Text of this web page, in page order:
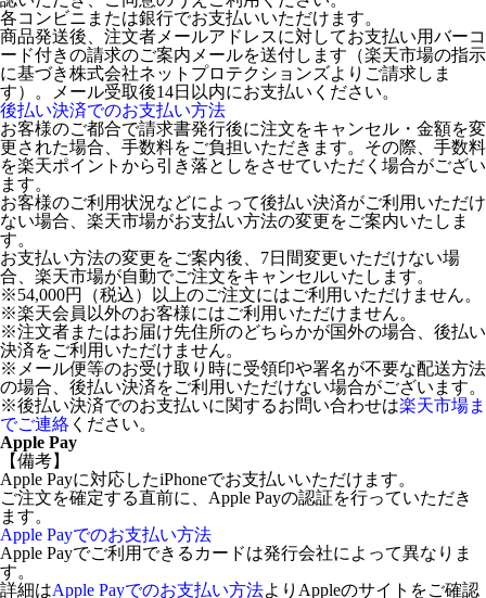
各コンビニまたは銀行でお支払いいただけます。
商品発送後、注文者メールアドレスに対してお支払い用バーコ
ード付きの請求のご案内メールを送付します（楽天市場の指示
に基づき株式会社ネットプロテクションズよりご請求しま
す）。メール受取後14日以内にお支払いください。
後払い決済でのお支払い方法
お客様のご都合で請求書発行後に注文をキャンセル・金額を変
更された場合、手数料をご負担いただきます。その際、手数料
を楽天ポイントから引き落としをさせていただく場合がござい
ます。
お客様のご利用状況などによって後払い決済がご利用いただけ
ない場合、楽天市場がお支払い方法の変更をご案内いたしま
す。
お支払い方法の変更をご案内後、7日間変更いただけない場
合、楽天市場が自動でご注文をキャンセルいたします。
※54,000円（税込）以上のご注文にはご利用いただけません。
※楽天会員以外のお客様にはご利用いただけません。
※注文者またはお届け先住所のどちらかが国外の場合、後払い
決済をご利用いただけません。
※メール便等のお受け取り時に受領印や署名が不要な配送方法
の場合、後払い決済をご利用いただけない場合がございます。
※後払い決済でのお支払いに関するお問い合わせは楽天市場ま
でご連絡 ください。
Apple Pay
【備考】
Apple Payに対応したiPhoneでお支払いいただけます。
ご注文を確定する直前に、Apple Payの認証を行っていただき
ます。
Apple Payでのお支払い方法
Apple Payでご利用できるカードは発行会社によって異なりま
す。
詳細はApple Payでのお支払い方法よりAppleのサイトをご確認